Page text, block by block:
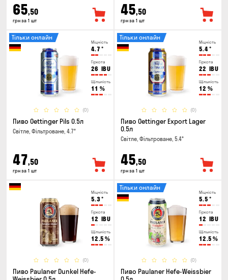
65,50
грн за 1 шт
45,50
грн за 1 шт
Міцність
4.7 °
Гіркота
26 IBU
Щільність
11 %
(0)
Тільки онлайн
Пиво Oettinger Pils 0.5л
Світле, Фільтроване, 4.7°
47,50
грн за 1 шт
Міцність
5.4°
Гіркота
22 IBU
Щільність
12 %
(0)
Тільки онлайн
Пиво Oettinger Export Lager
0.5л
Світле, Фільтроване, 5.4°
45,50
грн за 1 шт
Міцність
5.3°
Гіркота
12 IBU
Щільність
12.5 %
(0)
Пиво Paulaner Dunkel Hefe-
Міцність
5.5 °
Гіркота
12 IBU
Щільність
12.5 %
(0)
Тільки онлайн
Пиво Paulaner Hefe-Weissbier